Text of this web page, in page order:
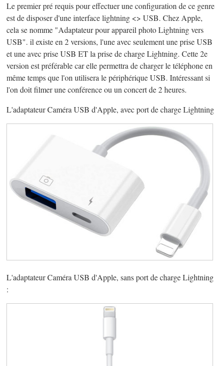
Le premier pré requis pour effectuer une configuration de ce genre
est de disposer d'une interface lightning <> USB. Chez Apple,
cela se nomme "Adaptateur pour appareil photo Lightning vers
USB". il existe en 2 versions, l'une avec seulement une prise USB
et une avec prise USB ET la prise de charge Lightning. Cette 2e
version est préférable car elle permettra de charger le téléphone en
même temps que l'on utilisera le périphérique USB. Intéressant si
l'on doit filmer une conférence ou un concert de 2 heures.
L'adaptateur Caméra USB d'Apple, avec port de charge Lightning
L'adaptateur Caméra USB d'Apple, sans port de charge Lightning
: